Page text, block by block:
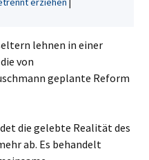
lehnen in einer
von
geplante Reform
die gelebte Realität des
ab. Es behandelt